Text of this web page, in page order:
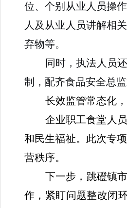
位、个别从业人员操
人及从业人员讲解相
弃物等。
同时，执法人员
制，配齐食品安全总
长效监管常态化
企业职工食堂人
和民生福祉。此次专
营秩序。
下一步，跳磴镇
作，紧盯问题整改闭